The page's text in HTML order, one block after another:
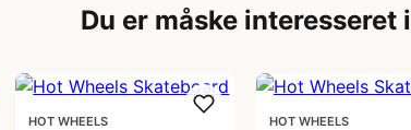
Du er måske interesseret i
HOT WHEELS HOT WHEELS